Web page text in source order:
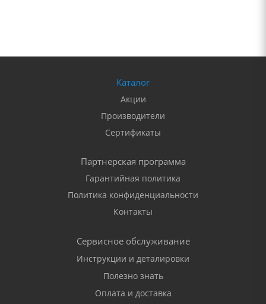
Каталог
Акции
Производители
Сертификаты
Партнерская программа
Гарантийная политика
Политика конфиденциальности
Контакты
Сервисное обслуживание
Инструкции и деталировки
Полезно знать
Оплата и доставка